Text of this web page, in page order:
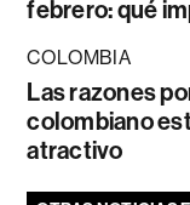
febrero: qué
COLOMBIA
Las razones
colombiano
atractivo